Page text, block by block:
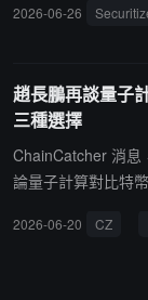
名為 Securitize
礎設施相關監管牌
2026-06-26
趙長鵬再談量子
三種選擇
ChainCatcher 消息
論量子計算對比特
能面臨三種選擇。
凍結或限制，並設
2026-06-20 CZ